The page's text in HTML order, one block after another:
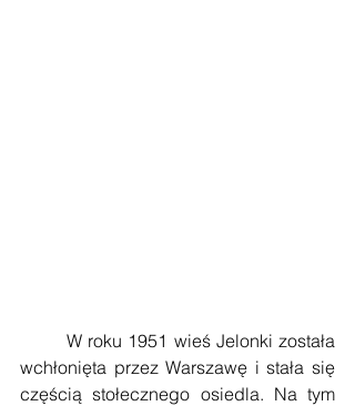
wchłonięta przez Warszawę i stała się
częścią stołecznego osiedla. Na tym